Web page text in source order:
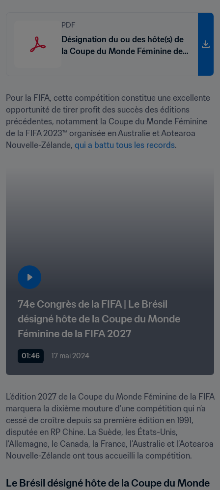
PDF
Désignation du ou des hôte(s) de
la Coupe du Monde Féminine de
Pour la FIFA, cette compétition constitue une excellente
opportunité de tirer profit des succès des éditions
précédentes, notamment la Coupe du Monde Féminine
de la FIFA 2023™ organisée en Australie et Aotearoa
Nouvelle-Zélande, qui a battu tous les records.
74e Congrès de la FIFA | Le Brésil
désigné hôte de la Coupe du Monde
Féminine de la FIFA 2027
01:46 17 mai 2024
L’édition 2027 de la Coupe du Monde Féminine de la FIFA
marquera la dixième mouture d’une compétition qui n’a
cessé de croître depuis sa première édition en 1991,
disputée en RP Chine. La Suède, les États-Unis,
l’Allemagne, le Canada, la France, l’Australie et l’Aotearoa
Nouvelle-Zélande ont tous accueilli la compétition.
Le Brésil désigné hôte de la Coupe du Monde